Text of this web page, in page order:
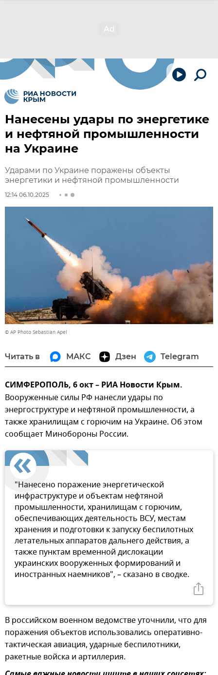
Нанесены удары по энергетике
и нефтяной промышленности
на Украине
Ударами по Украине поражены объекты
энергетики и нефтяной промышленности
12:14 06.10.2025
© AP Photo Sebastian Apel
Читать в МАКС Дзен Telegram
СИМФЕРОПОЛЬ, 6 окт – РИА Новости Крым.
Вооруженные силы РФ нанесли удары по
энергоструктуре и нефтяной промышленности, а
также хранилищам с горючим на Украине. Об этом
сообщает Минобороны России.
"Нанесено поражение энергетической
инфраструктуре и объектам нефтяной
промышленности, хранилищам с горючим,
обеспечивающих деятельность ВСУ, местам
хранения и подготовки к запуску беспилотных
летательных аппаратов дальнего действия, а
также пунктам временной дислокации
украинских вооруженных формирований и
иностранных наемников", – сказано в сводке.
В российском военном ведомстве уточнили, что для
поражения объектов использовались оперативно-
тактическая авиация, ударные беспилотники,
ракетные войска и артиллерия.